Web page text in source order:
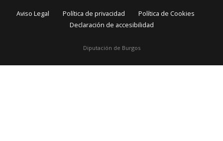
Diputación de Burgos
Aviso Legal Política de privacidad
Política de Cookies
Declaración de accesibilidad